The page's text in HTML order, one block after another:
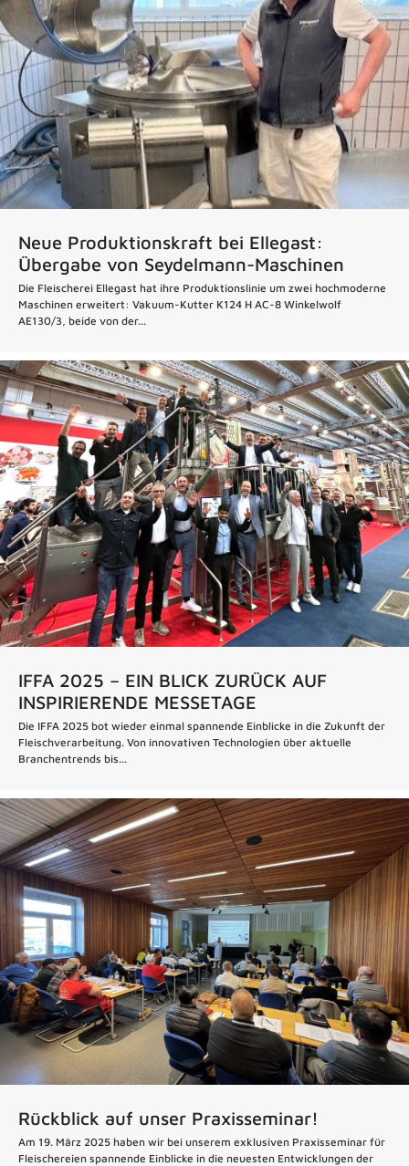
Neue Produktionskraft bei Ellegast:
Übergabe von Seydelmann-Maschinen
Die Fleischerei Ellegast hat ihre Produktionslinie um zwei hochmoderne
Maschinen erweitert: Vakuum-Kutter K124 H AC-8 Winkelwolf
AE130/3, beide von der...
IFFA 2025 – EIN BLICK ZURÜCK AUF
INSPIRIERENDE MESSETAGE
Die IFFA 2025 bot wieder einmal spannende Einblicke in die Zukunft der
Fleischverarbeitung. Von innovativen Technologien über aktuelle
Branchentrends bis...
Rückblick auf unser Praxisseminar!
Am 19. März 2025 haben wir bei unserem exklusiven Praxisseminar für
Fleischereien spannende Einblicke in die neuesten Entwicklungen der